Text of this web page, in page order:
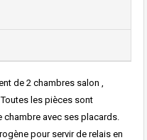
de 2 chambres salon ,
les pièces sont
avec ses placards.
pour servir de relais en